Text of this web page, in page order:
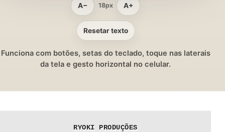
A− 18px A+
Resetar texto
Funciona com botões, setas do teclado, toque nas laterais
da tela e gesto horizontal no celular.
RYOKI PRODUÇÕES